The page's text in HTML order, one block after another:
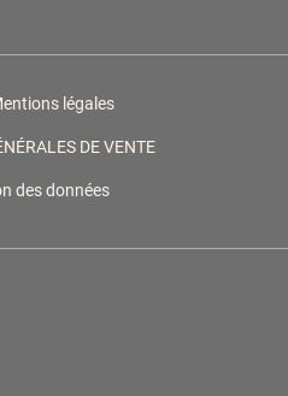
légales
DE VENTE
des données